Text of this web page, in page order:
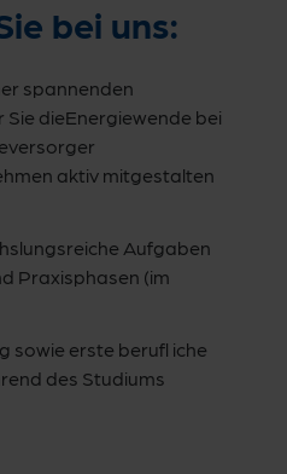
bei uns:
spannenden
dieEnergiewende bei
aktiv mitgestalten
Aufgaben
Praxisphasen (im
sowie erste berufl iche
des Studiums